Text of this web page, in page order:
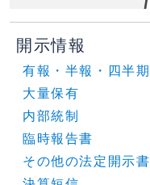
開示情報
有報・半報・四半期
大量保有
内部統制
臨時報告書
その他の法定開示